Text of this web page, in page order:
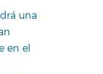
una
en el